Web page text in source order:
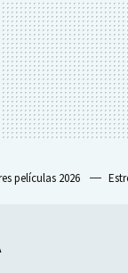
películas 2026